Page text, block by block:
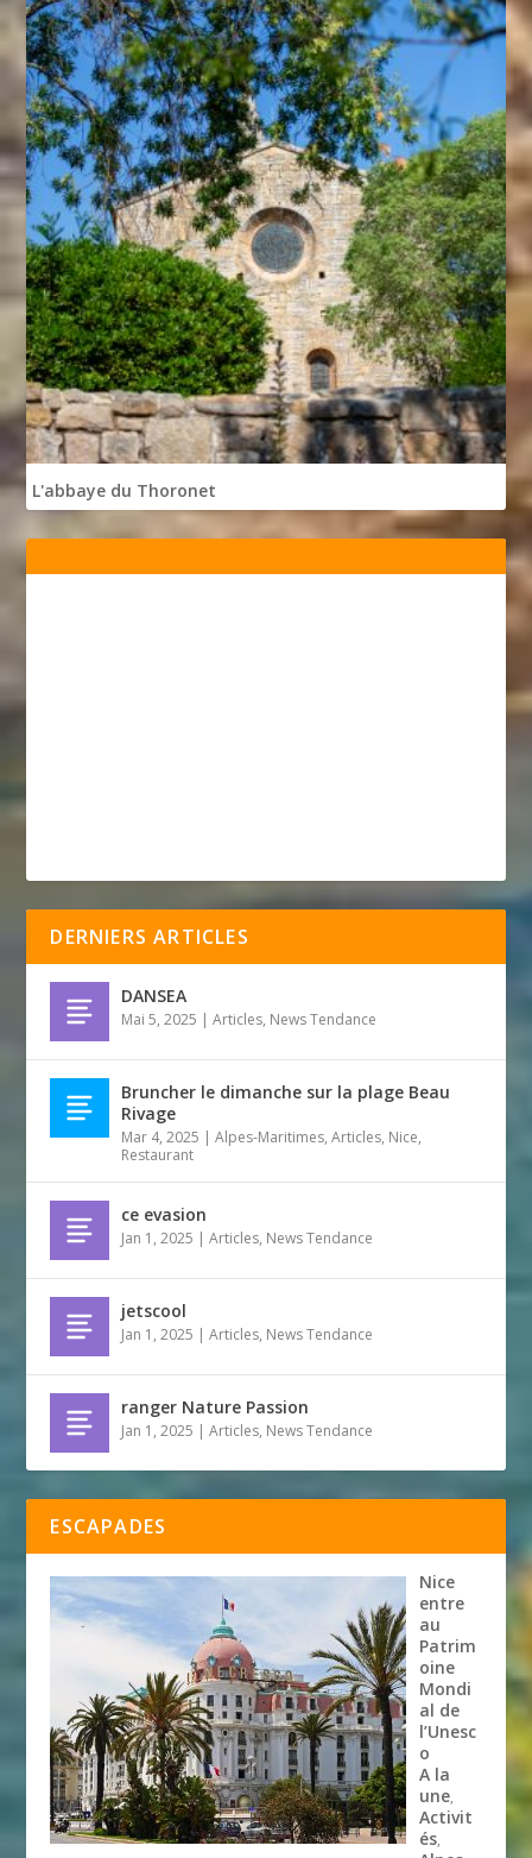
L'abbaye du Thoronet
DERNIERS ARTICLES
DANSEA
Mai 5, 2025 |Articles, News Tendance
Bruncher le dimanche sur la plage Beau
Rivage
Mar 4, 2025 |Alpes-Maritimes,Articles, Nice,
Restaurant
ce evasion
Jan 1, 2025 |Articles, News Tendance
jetscool
Jan 1, 2025 |Articles, News Tendance
ranger Nature Passion
Jan 1, 2025 |Articles, News Tendance
ESCAPADES
Nice
entre
au
Patrim
oine
Mondi
al de
l’Unesc
o
A la
une,
Activit
és,